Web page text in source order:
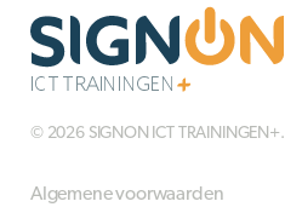
© 2026 SIGNON ICT TRAININGEN+.
Algemene voorwaarden